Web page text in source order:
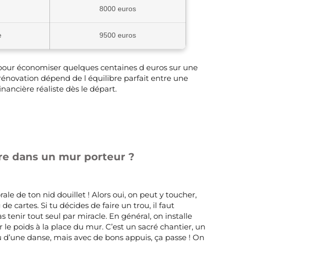
8000 euros
9500 euros
économiser quelques centaines d euros sur une
dépend de l équilibre parfait entre une
réaliste dès le départ.
dans un mur porteur ?
de ton nid douillet ! Alors oui, on peut y toucher,
cartes. Si tu décides de faire un trou, il faut
tenir tout seul par miracle. En général, on installe
poids à la place du mur. C’est un sacré chantier, un
danse, mais avec de bons appuis, ça passe ! On